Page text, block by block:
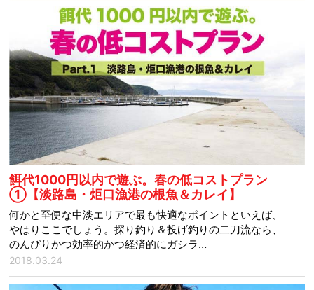
餌代1000円以内で遊ぶ。春の低コストプラン
①【淡路島・炬口漁港の根魚＆カレイ】
何かと至便な中淡エリアで最も快適なポイントといえば、
やはりここでしょう。探り釣り＆投げ釣りの二刀流なら、
のんびりかつ効率的かつ経済的にガシラ…
2018.03.24